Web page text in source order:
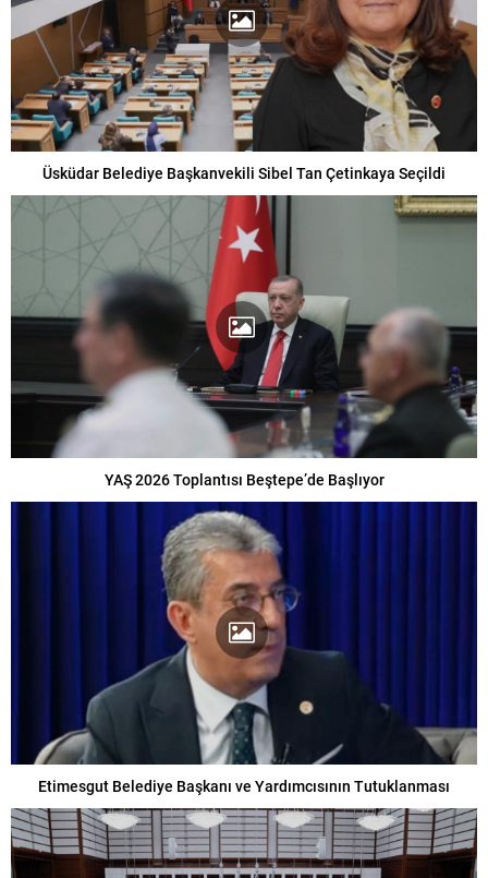
Üsküdar Belediye Başkanvekili Sibel Tan Çetinkaya Seçildi
YAŞ 2026 Toplantısı Beştepe’de Başlıyor
Etimesgut Belediye Başkanı ve Yardımcısının Tutuklanması